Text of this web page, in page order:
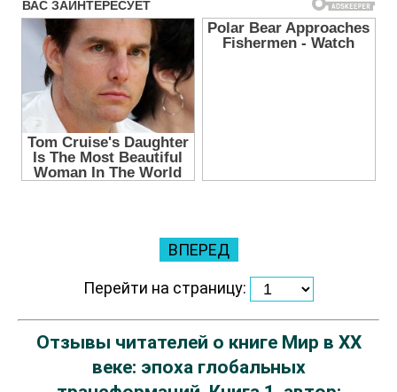
ВПЕРЕД
Перейти на страницу:
Отзывы читателей о книге Мир в XX
веке: эпоха глобальных